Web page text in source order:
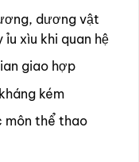
dương vật
xìu khi quan hệ
giao hợp
kém
môn thể thao